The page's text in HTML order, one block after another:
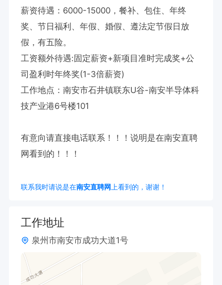
薪资待遇：6000-15000，餐补、包住、年终
奖、节日福利、年假、婚假、遵法定节假日放
假，有五险。
工资额外待遇:固定薪资+新项目准时完成奖+公
司盈利时年终奖(1-3倍薪资)
工作地点：南安市石井镇联东U谷-南安半导体科
技产业港6号楼101
有意向请直接电话联系！！！说明是在南安直聘
网看到的！！！
联系我时请说是在南安直聘网 上看到的，谢谢！
工作地址
泉州市南安市成功大道1号